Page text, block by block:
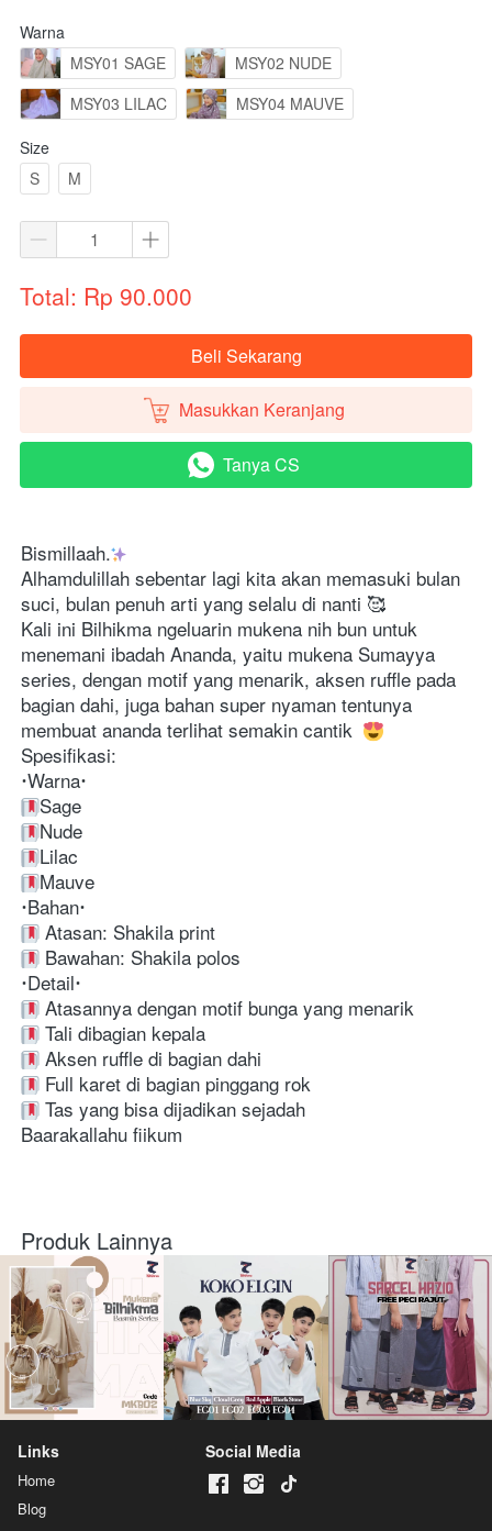
Warna
MSY01 SAGE
MSY02 NUDE
MSY03 LILAC
MSY04 MAUVE
Size
S
M
Total: Rp 90.000
`Beli Sekarang
` Masukkan Keranjang
` Tanya CS
Bismillaah.
Alhamdulillah sebentar lagi kita akan memasuki bulan
suci, bulan penuh arti yang selalu di nanti 🥰
Kali ini Bilhikma ngeluarin mukena nih bun untuk
menemani ibadah Ananda, yaitu mukena Sumayya
series, dengan motif yang menarik, aksen ruffle pada
bagian dahi, juga bahan super nyaman tentunya
membuat ananda terlihat semakin cantik
Spesifikasi:
Warna
Sage
Nude
Lilac
Mauve
Bahan
Atasan: Shakila print
Bawahan: Shakila polos
Detail
Atasannya dengan motif bunga yang menarik
Tali dibagian kepala
Aksen ruffle di bagian dahi
Full karet di bagian pinggang rok
Tas yang bisa dijadikan sejadah
Baarakallahu fiikum
Produk Lainnya
Links
Home
Blog
Social Media